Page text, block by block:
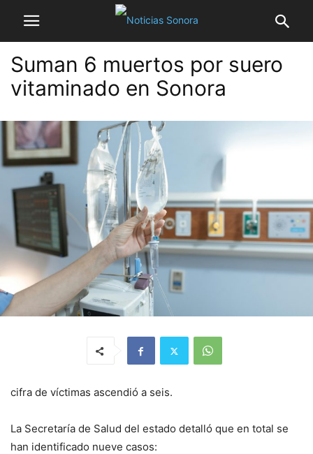
Suman 6 muertos por suero
vitaminado en Sonora
cifra de víctimas ascendió a seis.
La Secretaría de Salud del estado detalló que en total se
han identificado nueve casos: